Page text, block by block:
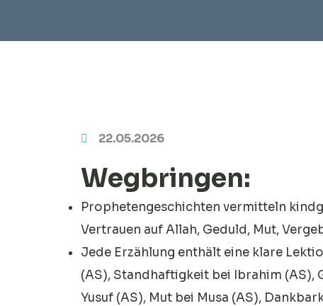
22.05.2026
Wegbringen:
Prophetengeschichten vermitteln
Vertrauen auf Allah, Geduld, Mut,
Jede Erzählung enthält eine klare
(AS), Standhaftigkeit bei Ibrahim (AS),
Yusuf (AS), Mut bei Musa (AS),